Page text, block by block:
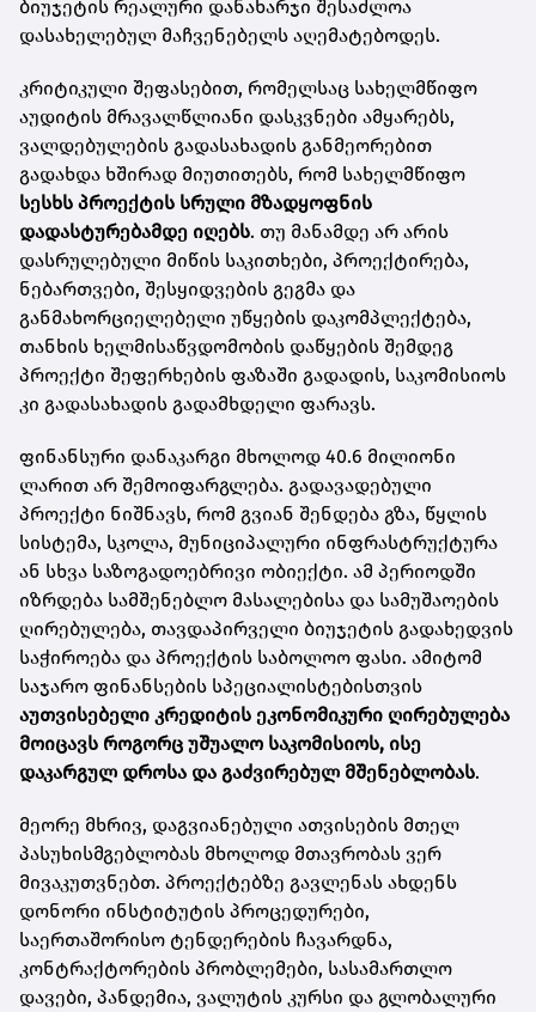
ბიუჯეტის რეალური დანახარჯი შესაძლოა
დასახელებულ მაჩვენებელს აღემატებოდეს.
კრიტიკული შეფასებით, რომელსაც სახელმწიფო
აუდიტის მრავალწლიანი დასკვნები ამყარებს,
ვალდებულების გადასახადის განმეორებით
გადახდა ხშირად მიუთითებს, რომ სახელმწიფო
სესხს პროექტის სრული მზადყოფნის
დადასტურებამდე იღებს. თუ მანამდე არ არის
დასრულებული მიწის საკითხები, პროექტირება,
ნებართვები, შესყიდვების გეგმა და
განმახორციელებელი უწყების დაკომპლექტება,
თანხის ხელმისაწვდომობის დაწყების შემდეგ
პროექტი შეფერხების ფაზაში გადადის, საკომისიოს
კი გადასახადის გადამხდელი ფარავს.
ფინანსური დანაკარგი მხოლოდ 40.6 მილიონი
ლარით არ შემოიფარგლება. გადავადებული
პროექტი ნიშნავს, რომ გვიან შენდება გზა, წყლის
სისტემა, სკოლა, მუნიციპალური ინფრასტრუქტურა
ან სხვა საზოგადოებრივი ობიექტი. ამ პერიოდში
იზრდება სამშენებლო მასალებისა და სამუშაოების
ღირებულება, თავდაპირველი ბიუჯეტის გადახედვის
საჭიროება და პროექტის საბოლოო ფასი. ამიტომ
საჯარო ფინანსების სპეციალისტებისთვის
აუთვისებელი კრედიტის ეკონომიკური ღირებულება
მოიცავს როგორც უშუალო საკომისიოს, ისე
დაკარგულ დროსა და გაძვირებულ მშენებლობას.
მეორე მხრივ, დაგვიანებული ათვისების მთელ
პასუხისმგებლობას მხოლოდ მთავრობას ვერ
მივაკუთვნებთ. პროექტებზე გავლენას ახდენს
დონორი ინსტიტუტის პროცედურები,
საერთაშორისო ტენდერების ჩავარდნა,
კონტრაქტორების პრობლემები, სასამართლო
დავები, პანდემია, ვალუტის კურსი და გლობალური